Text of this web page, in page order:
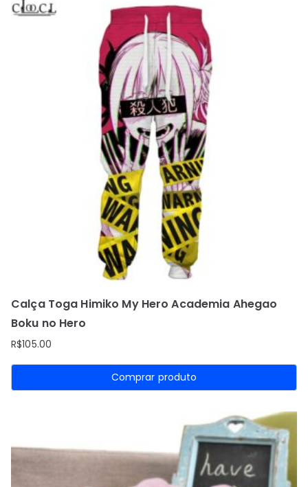
s
i
f
i
a
d
o
p
o
r
p
o
p
u
l
a
d
Calça Toga Himiko My Hero Academia Ahegao
Boku no Hero
R$105.00
Comprar produto